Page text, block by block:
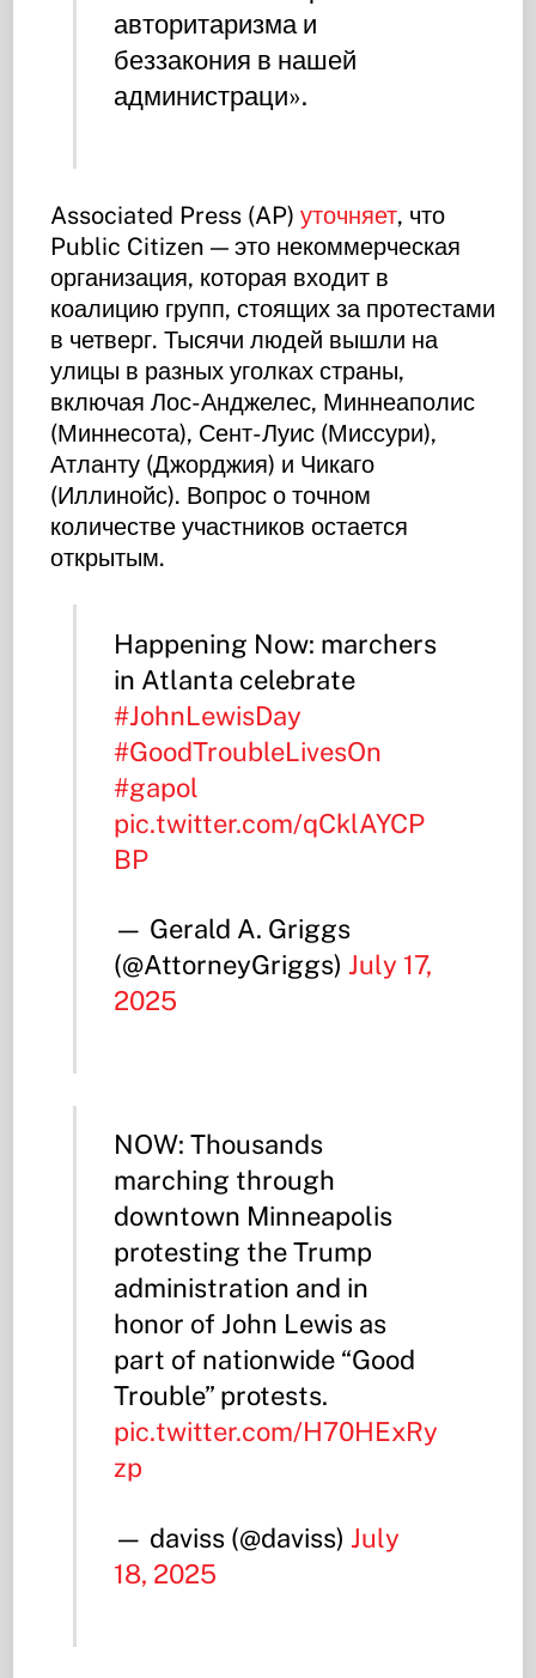
авторитаризма и
беззакония в нашей
администраци».
Associated Press (AP)уточняет, что
Public Citizen — это некоммерческая
организация, которая входит в
коалицию групп, стоящих за протестами
в четверг. Тысячи людей вышли на
улицы в разных уголках страны,
включая Лос-Анджелес, Миннеаполис
(Миннесота), Сент-Луис (Миссури),
Атланту (Джорджия) и Чикаго
(Иллинойс). Вопрос о точном
количестве участников остается
открытым.
Happening Now: marchers
in Atlanta celebrate
#JohnLewisDay
#GoodTroubleLivesOn
#gapol
pic.twitter.com/qCklAYCP
BP
— Gerald A. Griggs
(@AttorneyGriggs) July 17,
2025
NOW: Thousands
marching through
downtown Minneapolis
protesting the Trump
administration and in
honor of John Lewis as
part of nationwide “Good
Trouble” protests.
pic.twitter.com/H70HExRy
zp
— daviss (@daviss) July
18, 2025